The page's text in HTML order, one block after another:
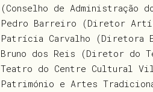
(Conselho de Administração
Pedro Barreiro (Diretor
Patrícia Carvalho (Diretora
Bruno dos Reis (Diretor do
Teatro do Centre Cultural
Património e Artes